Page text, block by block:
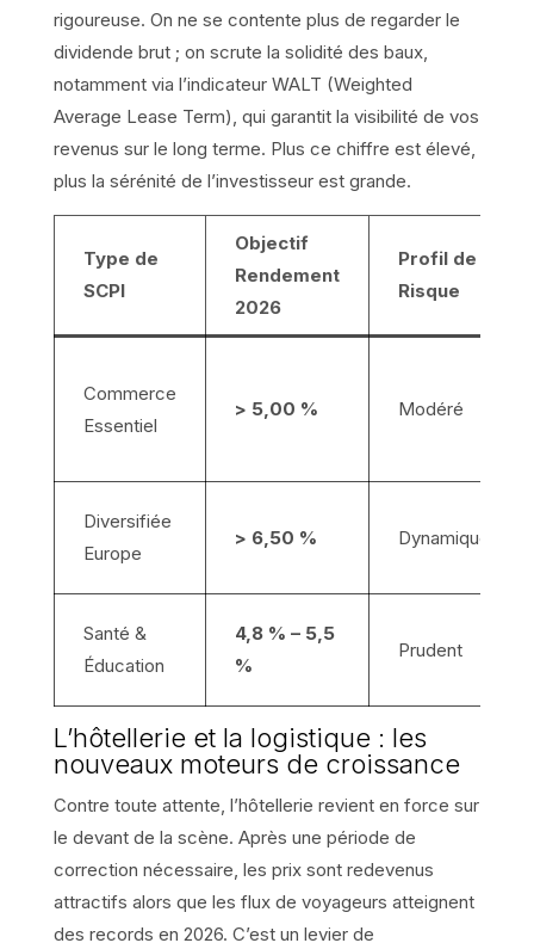
rigoureuse. On ne se contente plus de regarder le
dividende brut ; on scrute la solidité des baux,
notamment via l’indicateur WALT (Weighted
Average Lease Term), qui garantit la visibilité de vos
revenus sur le long terme. Plus ce chiffre est élevé,
plus la sérénité de l’investisseur est grande.
Type de
SCPI
Objectif
Rendement
2026
Profil de
Risque
Commerce
Essentiel
> 5,00 % Modéré
Diversifiée
Europe
> 6,50 % Dynamique
Santé &
Éducation
4,8 % – 5,5
%
Prudent
L’hôtellerie et la logistique : les
nouveaux moteurs de croissance
Contre toute attente, l’hôtellerie revient en force sur
le devant de la scène. Après une période de
correction nécessaire, les prix sont redevenus
attractifs alors que les flux de voyageurs atteignent
des records en 2026. C’est un levier de